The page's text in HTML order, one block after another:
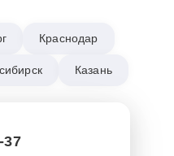
Краснодар
Казань
37